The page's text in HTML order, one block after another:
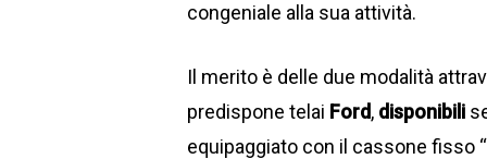
congeniale alla sua attività.
Il merito è delle due modalità
predispone telai Ford, disponibili
equipaggiato con il cassone fisso